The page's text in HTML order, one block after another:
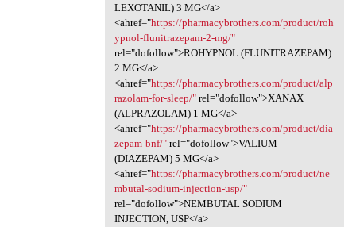
LEXOTANIL) 3 MG</a>
<ahref="https://pharmacybrothers.com/product/roh
ypnol-flunitrazepam-2-mg/"
rel="dofollow">ROHYPNOL (FLUNITRAZEPAM)
2 MG</a>
<ahref="https://pharmacybrothers.com/product/alp
razolam-for-sleep/"rel="dofollow">XANAX
(ALPRAZOLAM) 1 MG</a>
<ahref="https://pharmacybrothers.com/product/dia
zepam-bnf/"rel="dofollow">VALIUM
(DIAZEPAM) 5 MG</a>
<ahref="https://pharmacybrothers.com/product/ne
mbutal-sodium-injection-usp/"
rel="dofollow">NEMBUTAL SODIUM
INJECTION, USP</a>